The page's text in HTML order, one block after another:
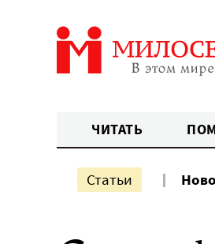
ЧИТАТЬ
Статьи